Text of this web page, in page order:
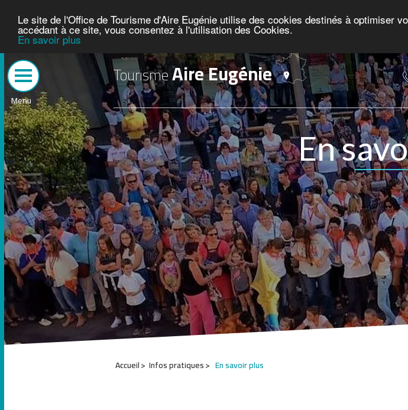
Le site de l'Office de Tourisme d'Aire Eugénie utilise des cookies destinés à optimiser
accédant à ce site, vous consentez à l'utilisation des Cookies.
En savoir plus
Menu
TourismeAire Eugénie
En
Accueil Infos pratiques En savoir plus